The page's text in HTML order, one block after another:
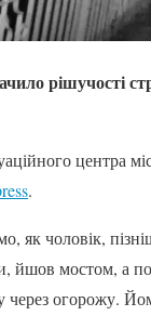
рішучості
центра
.
як чоловік,
йшов мостом, а
через огорожу.